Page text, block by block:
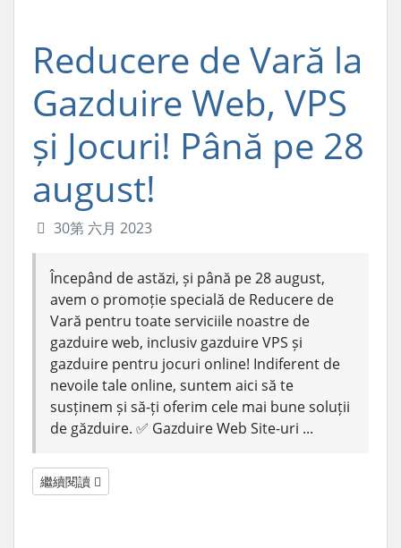
Reducere de Vară la
Gazduire Web, VPS
și Jocuri! Până pe 28
august!
30第 六月 2023
Începând de astăzi, și până pe 28 august,
avem o promoție specială de Reducere de
Vară pentru toate serviciile noastre de
gazduire web, inclusiv gazduire VPS și
gazduire pentru jocuri online! Indiferent de
nevoile tale online, suntem aici să te
susținem și să-ți oferim cele mai bune soluții
de găzduire. ✅ Gazduire Web Site-uri ...
繼續閱讀